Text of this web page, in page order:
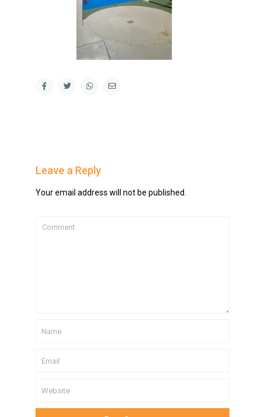
Leave a Reply
Your email address will not be published.